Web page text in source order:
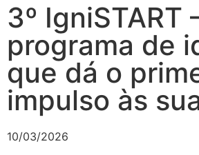
3º IgniSTART
programa de
que dá o
impulso às
10/03/2026